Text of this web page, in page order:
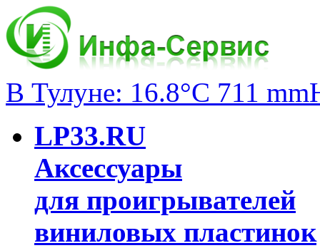
В Тулуне: 16.8°C 711
LP33.RU
Аксессуары
для проигрывателей
виниловых пластинок